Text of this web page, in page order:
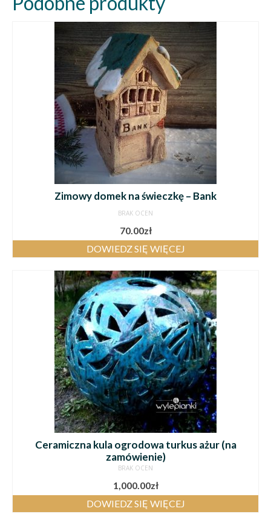
Zimowy domek na świeczkę – Bank
BRAK OCEN
70.00zł
DOWIEDZ SIĘ WIĘCEJ
Ceramiczna kula ogrodowa turkus ażur (na
zamówienie)
BRAK OCEN
1,000.00zł
DOWIEDZ SIĘ WIĘCEJ